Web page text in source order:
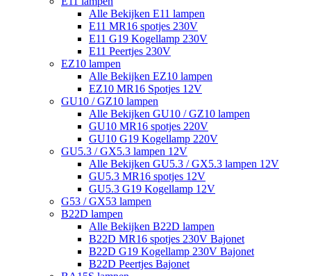
Alle Bekijken E11 lampen
E11 MR16 spotjes 230V
E11 G19 Kogellamp 230V
E11 Peertjes 230V
EZ10 lampen
Alle Bekijken EZ10 lampen
EZ10 MR16 Spotjes 12V
GU10 / GZ10 lampen
Alle Bekijken GU10 / GZ10 lampen
GU10 MR16 spotjes 220V
GU10 G19 Kogellamp 220V
GU5.3 / GX5.3 lampen 12V
Alle Bekijken GU5.3 / GX5.3 lampen 12V
GU5.3 MR16 spotjes 12V
GU5.3 G19 Kogellamp 12V
G53 / GX53 lampen
B22D lampen
Alle Bekijken B22D lampen
B22D MR16 spotjes 230V Bajonet
B22D G19 Kogellamp 230V Bajonet
B22D Peertjes Bajonet